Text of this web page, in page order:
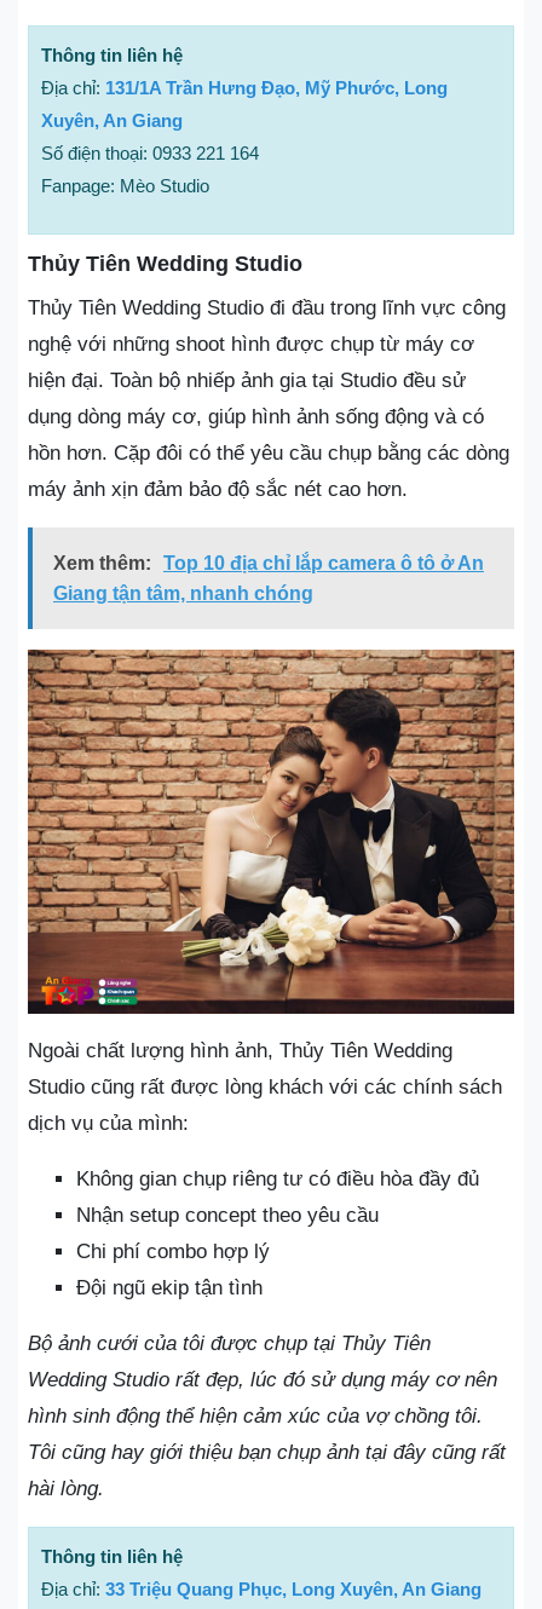
Thông tin liên hệ
Địa chỉ: 131/1A Trần Hưng Đạo, Mỹ Phước, Long
Xuyên, An Giang
Số điện thoại: 0933 221 164
Fanpage: Mèo Studio
Thủy Tiên Wedding Studio
Thủy Tiên Wedding Studio đi đầu trong lĩnh vực công
nghệ với những shoot hình được chụp từ máy cơ
hiện đại. Toàn bộ nhiếp ảnh gia tại Studio đều sử
dụng dòng máy cơ, giúp hình ảnh sống động và có
hồn hơn. Cặp đôi có thể yêu cầu chụp bằng các dòng
máy ảnh xịn đảm bảo độ sắc nét cao hơn.
Xem thêm:
Top 10 địa chỉ lắp camera ô tô ở An
Giang tận tâm, nhanh chóng
Ngoài chất lượng hình ảnh, Thủy Tiên Wedding
Studio cũng rất được lòng khách với các chính sách
dịch vụ của mình:
Không gian chụp riêng tư có điều hòa đầy đủ
Nhận setup concept theo yêu cầu
Chi phí combo hợp lý
Đội ngũ ekip tận tình
Bộ ảnh cưới của tôi được chụp tại Thủy Tiên
Wedding Studio rất đẹp, lúc đó sử dụng máy cơ nên
hình sinh động thể hiện cảm xúc của vợ chồng tôi.
Tôi cũng hay giới thiệu bạn chụp ảnh tại đây cũng rất
hài lòng.
Thông tin liên hệ
Địa chỉ: 33 Triệu Quang Phục, Long Xuyên, An Giang